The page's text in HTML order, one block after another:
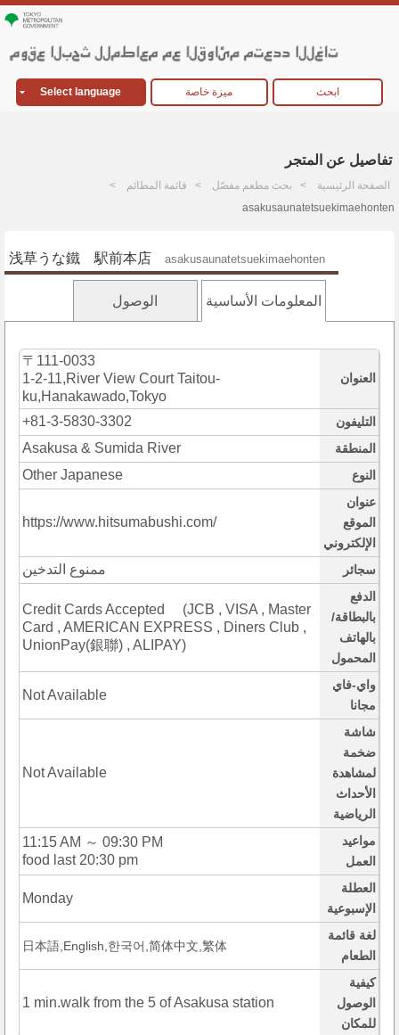
Select language ميزة خاصة ابحث
تفاصيل عن المتجر
الصفحة الرئيسية بحث مطعم مفصّل
قائمة المطائم
asakusaunatetsuekimaehonten
浅草うな鐵 駅前本店 asakusaunatetsuekimaehonten
المعلومات الأساسية الوصول
العنوان
〒111-0033
1-2-11,River View Court Taitou-
ku,Hanakawado,Tokyo
التليفون +81-3-5830-3302
المنطقة Asakusa & Sumida River
النوع Other Japanese
عنوان
الموقع
الإلكتروني
https://www.hitsumabushi.com/
سجائر ممنوع التدخين
الدفع
بالبطاقة/
بالهاتف
المحمول
Credit Cards Accepted (JCB , VISA , Master
Card , AMERICAN EXPRESS , Diners Club ,
UnionPay(銀聯) , ALIPAY)
واي-فاي
مجانا
Not Available
شاشة
ضخمة
لمشاهدة
الأحداث
الرياضية
Not Available
مواعيد
العمل
11:15 AM ～ 09:30 PM
food last 20:30 pm
العطلة
الإسبوعية
Monday
لغة قائمة
الطعام
日本語,English,한국어,简体中文,繁体
كيفية
الوصول
للمكان
1 min.walk from the 5 of Asakusa station